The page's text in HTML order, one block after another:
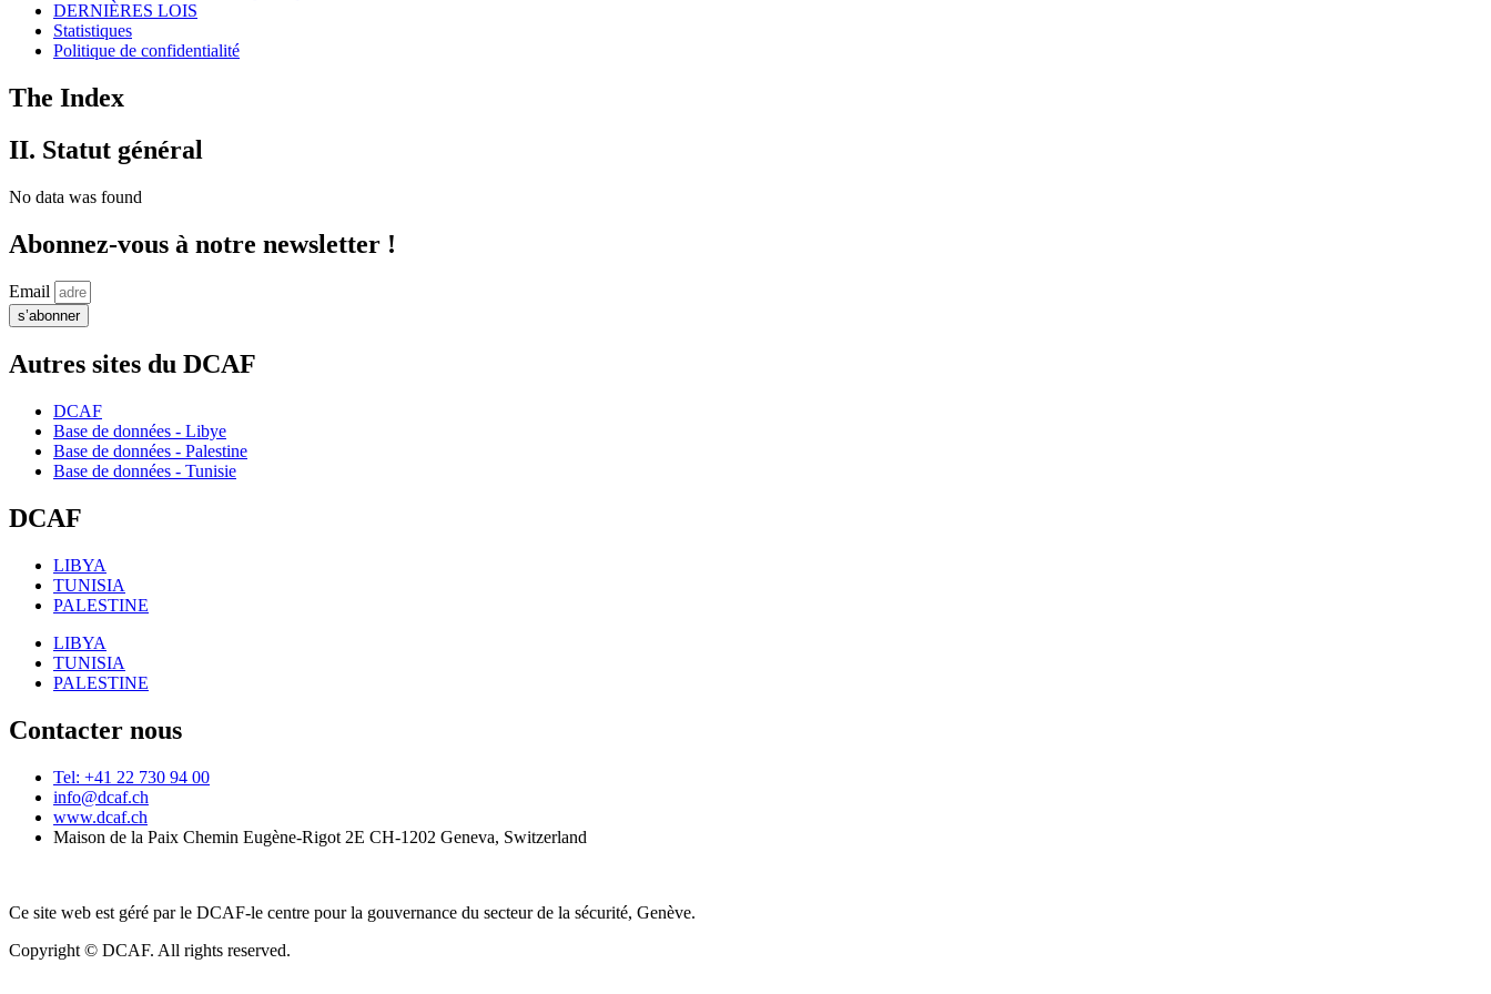
DERNIÈRES LOIS
Statistiques
Politique de confidentialité
The Index
II. Statut général
No data was found
Abonnez-vous à notre newsletter !
Email
s’abonner
Autres sites du DCAF
DCAF
Base de données - Libye
Base de données - Palestine
Base de données - Tunisie
DCAF
LIBYA
TUNISIA
PALESTINE
LIBYA
TUNISIA
PALESTINE
Contacter nous
Tel: +41 22 730 94 00
info@dcaf.ch
www.dcaf.ch
Maison de la Paix Chemin Eugène-Rigot 2E CH-1202 Geneva, Switzerland
Ce site web est géré par le DCAF-le centre pour la gouvernance du secteur de la sécurité, Genève.
Copyright © DCAF. All rights reserved.